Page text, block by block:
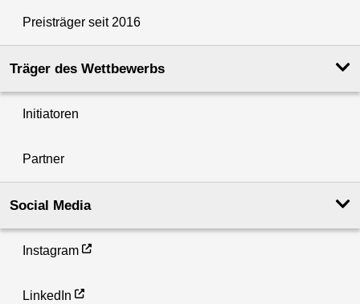
Preisträger seit 2016
Träger des Wettbewerbs
Initiatoren
Partner
Social Media
Instagram
LinkedIn